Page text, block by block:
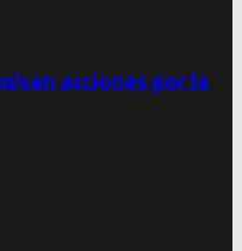
acciones por la